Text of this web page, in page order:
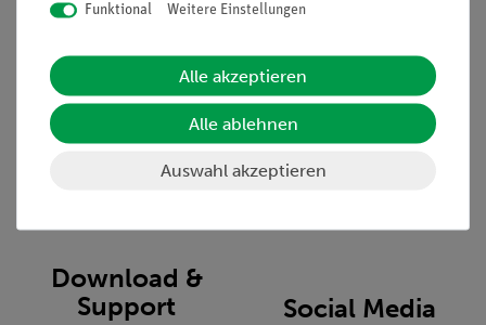
Presse
Stellenangebote
Hinweisgeberschutz
Inventarisierungs- &
Inbetriebnahme & Schulungen
Download &
Support
Social Media
Funktional Weitere Einstellungen
Alle akzeptieren
Alle ablehnen
Auswahl akzeptieren